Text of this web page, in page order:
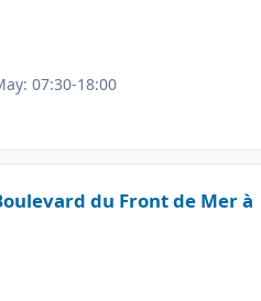
07:30-18:00
du Front de Mer à